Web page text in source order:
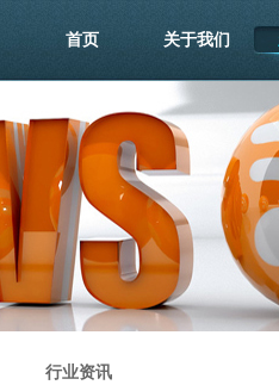
首页 关于我们
行业资讯